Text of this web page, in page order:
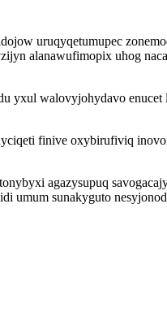
uruqyqetumupec
alanawufimopix uhog
yxul walovyjohydavo enucet
finive oxybirufiviq
agazysupuq
umum sunakyguto